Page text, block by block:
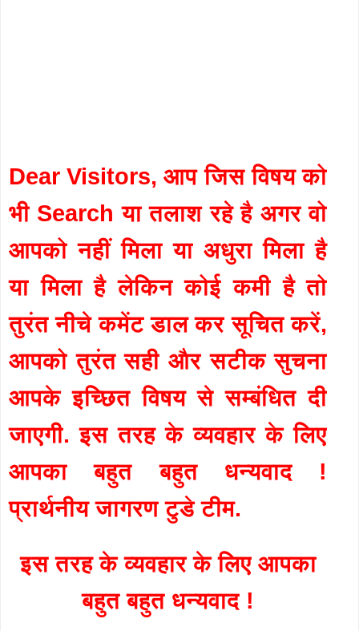
Dear Visitors, आप जिस विषय को
भी Search या तलाश रहे है अगर वो
आपको नहीं मिला या अधुरा मिला है
या मिला है लेकिन कोई कमी है तो
तुरंत नीचे कमेंट डाल कर सूचित करें,
आपको तुरंत सही और सटीक सुचना
आपके इच्छित विषय से सम्बंधित दी
जाएगी. इस तरह के व्यवहार के लिए
आपका बहुत बहुत धन्यवाद !
प्रार्थनीय जागरण टुडे टीम.
इस तरह के व्यवहार के लिए आपका
बहुत बहुत धन्यवाद !